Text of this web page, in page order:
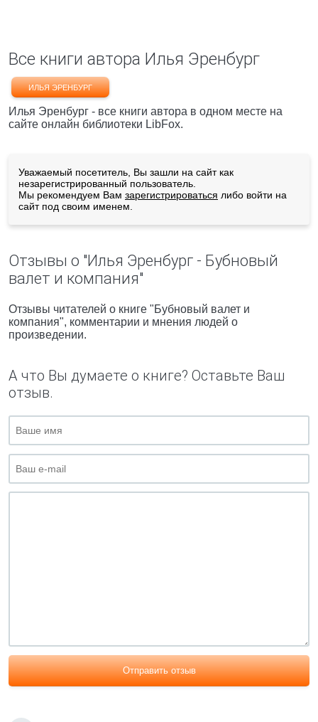
Все книги автора Илья Эренбург
ИЛЬЯ ЭРЕНБУРГ
Илья Эренбург - все книги автора в одном месте на
сайте онлайн библиотеки LibFox.
Уважаемый посетитель, Вы зашли на сайт как
незарегистрированный пользователь.
Мы рекомендуем Вам зарегистрироваться либо войти на
сайт под своим именем.
Отзывы о "Илья Эренбург - Бубновый
валет и компания"
Отзывы читателей о книге "Бубновый валет и
компания", комментарии и мнения людей о
произведении.
А что Вы думаете о книге? Оставьте Ваш
отзыв.
Отправить отзыв